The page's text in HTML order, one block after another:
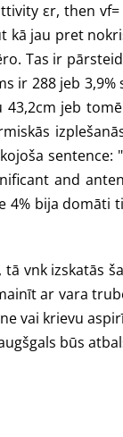
εr, then
jau pret
Tas ir
ir 288 jeb
jeb
and
bija domāti
vnk izskatās
ar vara
vai krievu
būs